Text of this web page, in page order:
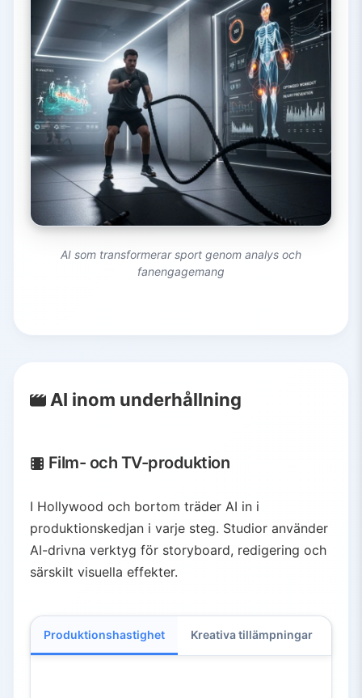
AI som transformerar sport genom analys och
fanengagemang
AI inom underhållning
Film- och TV-produktion
I Hollywood och bortom träder AI in i
produktionskedjan i varje steg. Studior använder
AI-drivna verktyg för storyboard, redigering och
särskilt visuella effekter.
Produktionshastighet Kreativa tillämpningar